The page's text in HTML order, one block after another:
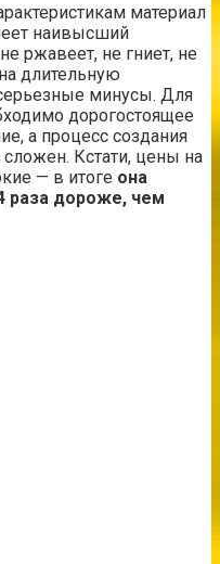
материал
наивысший
ржавеет, не гниет, не
длительную
минусы. Для
дорогостоящее
а процесс создания
сложен. Кстати, цены на
— в итоге она
раза дороже, чем